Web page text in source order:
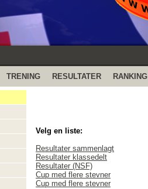
TRENING RESULTATER RANKING
Velg en liste:
Resultater sammenlagt
Resultater klassedelt
Resultater (NSF)
Cup med flere stevner
Cup med flere stevner